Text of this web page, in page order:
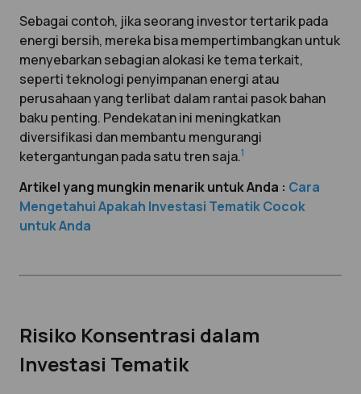
Sebagai contoh, jika seorang investor tertarik pada
energi bersih, mereka bisa mempertimbangkan untuk
menyebarkan sebagian alokasi ke tema terkait,
seperti teknologi penyimpanan energi atau
perusahaan yang terlibat dalam rantai pasok bahan
baku penting. Pendekatan ini meningkatkan
diversifikasi dan membantu mengurangi
ketergantungan pada satu tren saja.1
Artikel yang mungkin menarik untuk Anda : Cara
Mengetahui Apakah Investasi Tematik Cocok
untuk Anda
Risiko Konsentrasi dalam
Investasi Tematik